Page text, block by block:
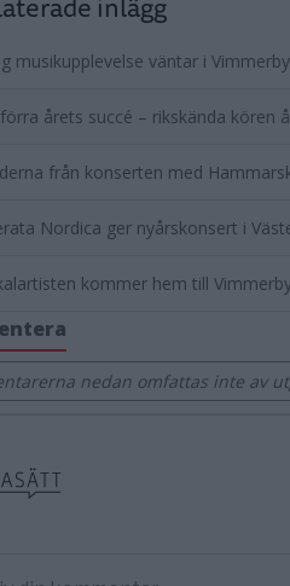
musikupplevelse väntar i
årets succé – rikskända kören
från konserten med
Nordica ger nyårskonsert i
kommer hem till
nedan omfattas inte av